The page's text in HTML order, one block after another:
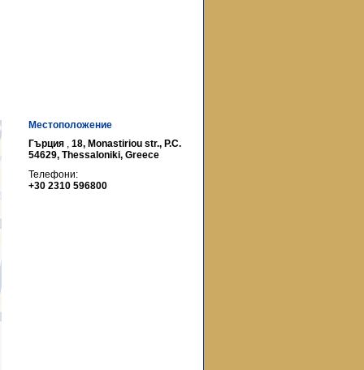
Местоположение
Гърция , 18, Monastiriou str., P.C.
54629, Thessaloniki, Greece
Телефони:
+30 2310 596800